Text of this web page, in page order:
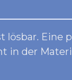
Eine
der